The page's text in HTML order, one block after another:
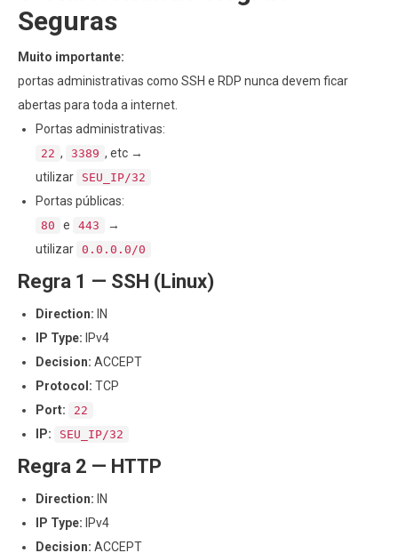
Seguras
Muito importante:
portas administrativas como SSH e RDP nunca devem ficar
abertas para toda a internet.
Portas administrativas:
22 , 3389 , etc →
utilizar
SEU_IP/32
Portas públicas:
80 e 443
→
utilizar 0.0.0.0/0
Regra 1 — SSH (Linux)
Direction: IN
IP Type: IPv4
Decision: ACCEPT
Protocol: TCP
Port:
22
IP: SEU_IP/32
Regra 2 — HTTP
Direction: IN
IP Type: IPv4
Decision: ACCEPT